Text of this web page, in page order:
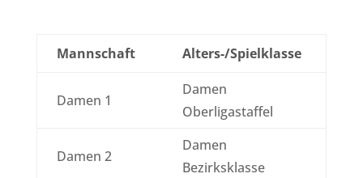
Mannschaft Alters-/Spielklasse
Damen 1
Damen
Oberligastaffel
Damen 2
Damen
Bezirksklasse